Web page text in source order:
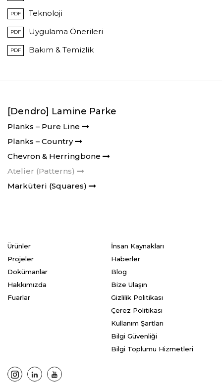
PDF Teknoloji
PDF Uygulama Önerileri
PDF Bakım & Temizlik
[Dendro] Lamine Parke
Planks – Pure Line
Planks – Country
Chevron & Herringbone
Atelier (Patterns)
Marküteri (Squares)
Ürünler
Projeler
Dokümanlar
Hakkımızda
Fuarlar
İnsan Kaynakları
Haberler
Blog
Bize Ulaşın
Gizlilik Politikası
Çerez Politikası
Kullanım Şartları
Bilgi Güvenliği
Bilgi Toplumu Hizmetleri